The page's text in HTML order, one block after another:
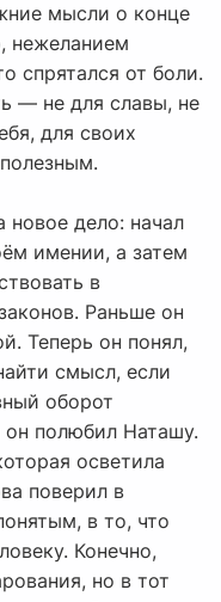
мысли о конце
нежеланием
спрятался от боли.
— не для славы, не
для своих
новое дело: начал
имении, а затем
в
Раньше он
Теперь он понял,
смысл, если
оборот
он полюбил Наташу.
осветила
поверил в
в то, что
Конечно,
но в тот